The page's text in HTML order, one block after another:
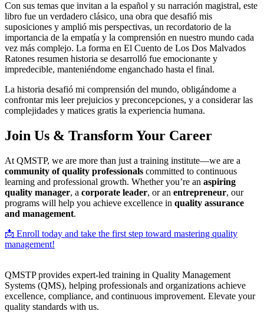
Con sus temas que invitan a la español y su narración magistral, este
libro fue un verdadero clásico, una obra que desafió mis
suposiciones y amplió mis perspectivas, un recordatorio de la
importancia de la empatía y la comprensión en nuestro mundo cada
vez más complejo. La forma en El Cuento de Los Dos Malvados
Ratones resumen historia se desarrolló fue emocionante y
impredecible, manteniéndome enganchado hasta el final.
La historia desafió mi comprensión del mundo, obligándome a
confrontar mis leer prejuicios y preconcepciones, y a considerar las
complejidades y matices gratis la experiencia humana.
Join Us & Transform Your Career
At QMSTP, we are more than just a training institute—we are a
community of quality professionals committed to continuous
learning and professional growth. Whether you’re an aspiring
quality manager, a corporate leader, or an entrepreneur, our
programs will help you achieve excellence in quality assurance
and management.
📩 Enroll today and take the first step toward mastering quality
management!
QMSTP provides expert-led training in Quality Management
Systems (QMS), helping professionals and organizations achieve
excellence, compliance, and continuous improvement. Elevate your
quality standards with us.